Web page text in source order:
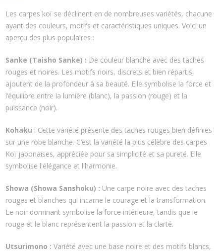
Les carpes koï se déclinent en de nombreuses variétés, chacune
ayant des couleurs, motifs et caractéristiques uniques. Voici un
aperçu des plus populaires :
Sanke (Taisho Sanke) : De couleur blanche avec des taches
rouges et noires. Les motifs noirs, discrets et bien répartis,
ajoutent de la profondeur à sa beauté. Elle symbolise la force et
l’équilibre entre la lumière (blanc), la passion (rouge) et la
puissance (noir).
Kohaku : Cette variété présente des taches rouges bien définies
sur une robe blanche. C’est la variété la plus célèbre des carpes
Koï japonaises, appréciée pour sa simplicité et sa pureté. Elle
symbolise l'élégance et l'harmonie.
Showa (Showa Sanshoku) : Une carpe noire avec des taches
rouges et blanches qui incarne le courage et la transformation.
Le noir dominant symbolise la force intérieure, tandis que le
rouge et le blanc représentent la passion et la clarté.
Utsurimono : Variété avec une base noire et des motifs blancs,